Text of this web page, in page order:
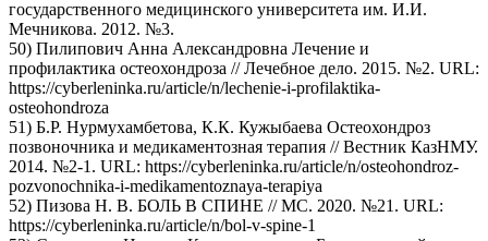
государственного медицинского университета им. И.И.
Мечникова. 2012. №3.
50) Пилипович Анна Александровна Лечение и
профилактика остеохондроза // Лечебное дело. 2015. №2. URL:
https://cyberleninka.ru/article/n/lechenie-i-profilaktika-
osteohondroza
51) Б.Р. Нурмухамбетова, К.К. Кужыбаева Остеохондроз
позвоночника и медикаментозная терапия // Вестник КазНМУ.
2014. №2-1. URL: https://cyberleninka.ru/article/n/osteohondroz-
pozvonochnika-i-medikamentoznaya-terapiya
52) Пизова Н. В. БОЛЬ В СПИНЕ // МС. 2020. №21. URL:
https://cyberleninka.ru/article/n/bol-v-spine-1